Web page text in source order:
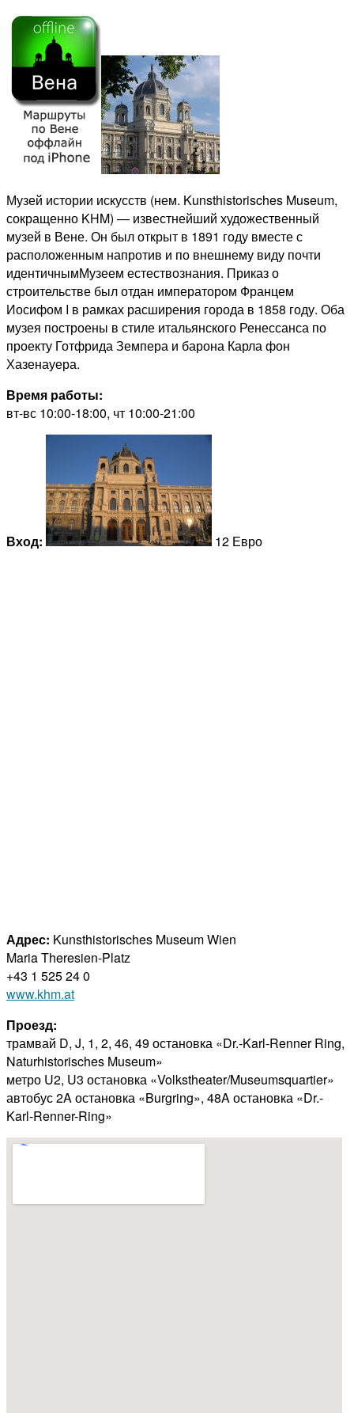
Музей истории искусств (нем. Kunsthistorisches Museum,
сокращенно KHM) — известнейший художественный
музей в Вене. Он был открыт в 1891 году вместе с
расположенным напротив и по внешнему виду почти
идентичнымМузеем естествознания. Приказ о
строительстве был отдан императором Францем
Иосифом I в рамках расширения города в 1858 году. Оба
музея построены в стиле итальянского Ренессанса по
проекту Готфрида Земпера и барона Карла фон
Хазенауера.
Время работы:
вт-вс 10:00-18:00, чт 10:00-21:00
Вход: 12 Евро
Адрес: Kunsthistorisches Museum Wien
Maria Theresien-Platz
+43 1 525 24 0
www.khm.at
Проезд:
трамвай D, J, 1, 2, 46, 49 остановка «Dr.-Karl-Renner Ring,
Naturhistorisches Museum»
метро U2, U3 остановка «Volkstheater/Museumsquartier»
автобус 2A остановка «Burgring», 48A остановка «Dr.-
Karl-Renner-Ring»